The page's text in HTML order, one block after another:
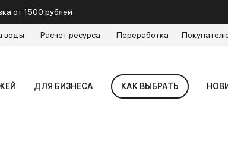
от 1500 рублей
воды Расчет ресурса Переработка
ДЛЯ БИЗНЕСА КАК ВЫБРАТЬ